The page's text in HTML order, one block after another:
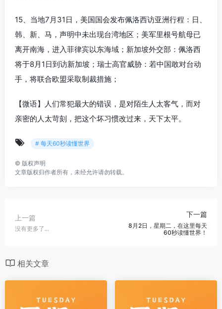
15、当地7月31日，美国国会发布佩洛西访亚洲行程：日、
韩、新、马，声明中未出现台湾地区；美军里根号航母已
离开南海，进入菲律宾以东海域；新加坡外交部：佩洛西
将于8月1日到访新加坡；瑞士高官威胁：若中国敢对台动
手，将联合欧盟采取制裁措施；
【微语】人们常犯最大的错误，是对陌生人太客气，而对
亲密的人太苛刻，把这个坏习惯改过来，天下太平。
# 每天60秒读懂世界
© 版权声明
文章版权归作者所有，未经允许请勿转载。
上一篇
没有更多了...
下一篇
8月2日，星期二，在这里每天
60秒读懂世界！
相关文章